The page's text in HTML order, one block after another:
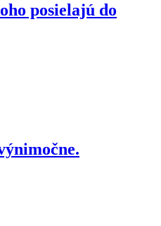
posielajú do